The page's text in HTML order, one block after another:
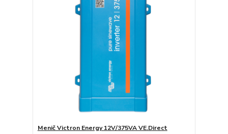
Menič Victron Energy 12V/375VA VE.Direct